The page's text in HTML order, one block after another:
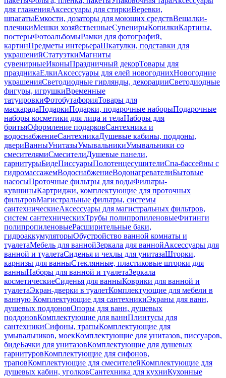
для глаженияАксессуары для стиркиВеревки,
шпагатыЕмкости, дозаторы для моющих средствВешалки-
плечикиМешки хозяйственныеСувенирыКопилкиКартины,
постерыФотоальбомыРамки для фотографий,
картинПредметы интерьераШкатулки, подставки для
украшенийСтатуэткиМагниты
сувенирныеИконыПраздничный декорТовары для
праздникаЕлкиАксессуары для елей новогоднихНовогодние
украшенияСветодиодные гирлянды, декорацииСветодиодные
фигуры, игрушкиВременные
татуировкиФотобутафорияТовары для
маскарадаПодаркиПодарки, подарочные наборыПодарочные
наборы косметики для лица и телаНаборы для
бритьяОформление подарковСантехника и
водоснабжениеСантехникаДушевые кабины, поддоны,
двериВанныУнитазыУмывальникиУмывальники со
смесителямиСмесителиДушевые панели,
гарнитурыБидеПиссуарыПолотенцесушителиСпа-бассейны с
гидромассажемВодоснабжениеВодонагревателиБытовые
насосыПроточные фильтры для водыФильтры-
кувшиныКартриджи, комплектующие для проточных
фильтровМагистральные фильтры, системы
сантехническиеАксессуары для магистральных фильтров,
систем сантехническихТрубы полипропиленовыеФитинги
полипропиленовыеРасширительные баки,
гидроаккумуляторыОбустройство ванной комнаты и
туалетаМебель для ваннойЗеркала для ваннойАксессуары для
ванной и туалетаСиденья и чехлы для унитазаШторки,
карнизы для ванныСтеклянные, пластиковые шторки для
ванныНаборы для ванной и туалетаЗеркала
косметическиеСиденья для ванныКоврики для ванной и
туалетаЭкран-дверки в туалетКомплектующие для мебели в
ванную Комплектующие для сантехникиЭкраны для ванн,
душевых поддоновОпоры для ванн, душевых
поддоновКомплектующие для ваннПлинтусы для
сантехникиСифоны, трапыКомплектующие для
умывальников, моекКомплектующие для унитазов, писсуаров,
бидеБачки для унитазовКомплектующие для душевых
гарнитуровКомплектующие для сифонов,
траповКомплектующие для смесителейКомплектующие для
душевых кабин, уголковСантехника для кухниКухонные